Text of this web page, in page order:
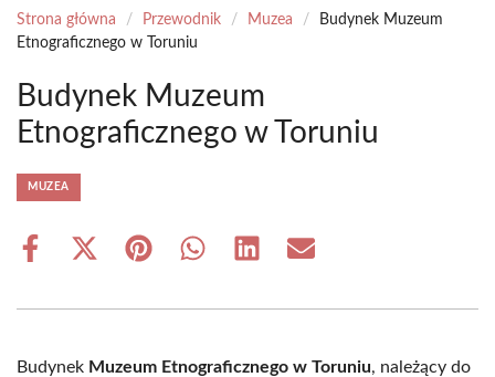
Strona główna / Przewodnik / Muzea /
Budynek Muzeum
Etnograficznego w Toruniu
Budynek Muzeum
Etnograficznego w Toruniu
MUZEA
Share
Share
(Twitter)
Share Share Share Share
Budynek Muzeum Etnograficznego w Toruniu, należący do